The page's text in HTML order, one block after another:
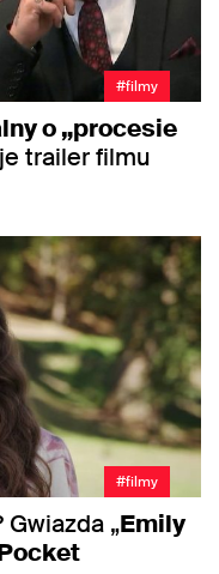
#filmy
o „procesie
trailer filmu
#filmy
„Emily